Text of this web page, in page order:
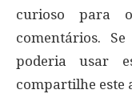
curioso para
comentários.
poderia usar
compartilhe este